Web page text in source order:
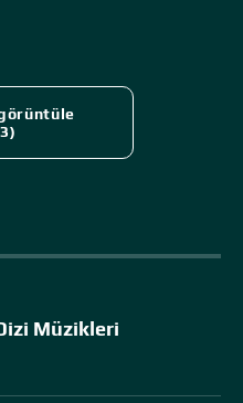
Müzikleri